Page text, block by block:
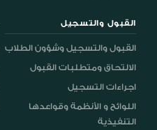
القبول والتسجيل
القبول والتسجيل وشؤون الطلاب
الالتحاق ومتطلبات القبول
اجراءات التسجيل
اللوائح و الأنظمة وقواعدها
التنفيذية